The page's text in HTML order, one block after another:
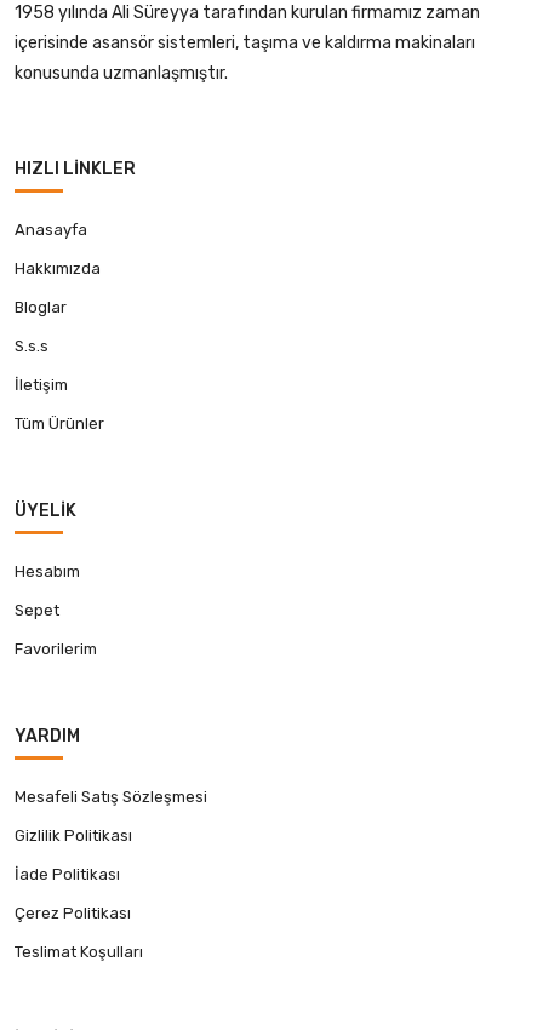
1958 yılında Ali Süreyya tarafından kurulan firmamız zaman
içerisinde asansör sistemleri, taşıma ve kaldırma makinaları
konusunda uzmanlaşmıştır.
HIZLI LINKLER
Anasayfa
Hakkımızda
Bloglar
S.s.s
İletişim
Tüm Ürünler
ÜYELIK
Hesabım
Sepet
Favorilerim
YARDIM
Mesafeli Satış Sözleşmesi
Gizlilik Politikası
İade Politikası
Çerez Politikası
Teslimat Koşulları